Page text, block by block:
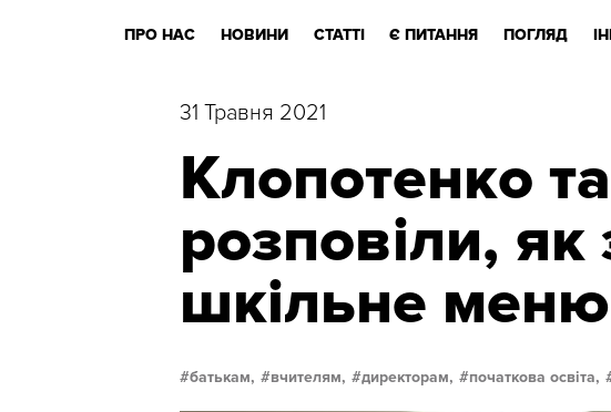
ПРО НАС НОВИНИ СТАТТІ Є ПИТАННЯ ПОГЛЯД
31 Травня 2021
Клопотенко
розповіли,
шкільне меню
батькам, вчителям, директорам, початкова освіта,